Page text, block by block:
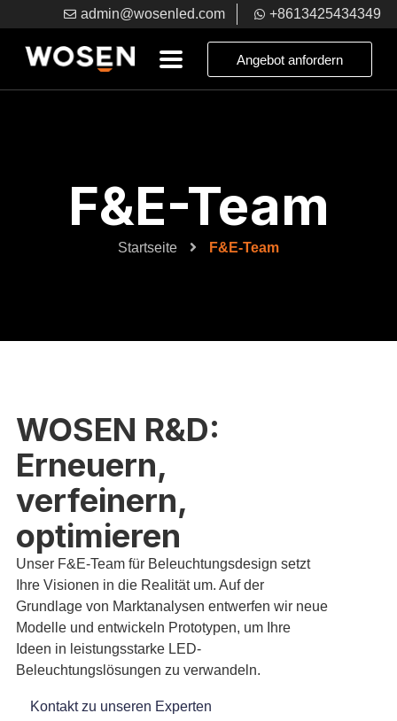
admin@wosenled.com +8613425434349
Angebot anfordern
F&E-Team
Startseite F&E-Team
WOSEN R&D:
Erneuern,
verfeinern,
optimieren
Unser F&E-Team für Beleuchtungsdesign setzt
Ihre Visionen in die Realität um. Auf der
Grundlage von Marktanalysen entwerfen wir neue
Modelle und entwickeln Prototypen, um Ihre
Ideen in leistungsstarke LED-
Beleuchtungslösungen zu verwandeln.
Kontakt zu unseren Experten